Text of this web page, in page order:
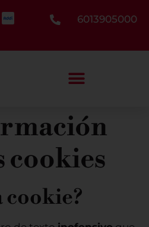
6013905000
cookies
cookie?